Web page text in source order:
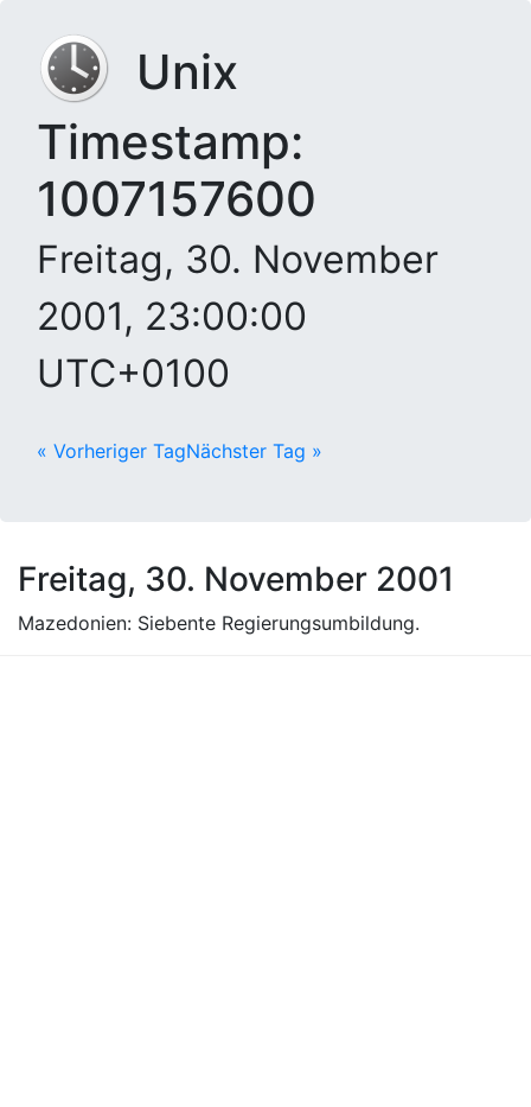
Unix
Timestamp:
1007157600
Freitag, 30. November
2001, 23:00:00
UTC+0100
« Vorheriger TagNächster Tag »
Freitag, 30. November 2001
Mazedonien: Siebente Regierungsumbildung.